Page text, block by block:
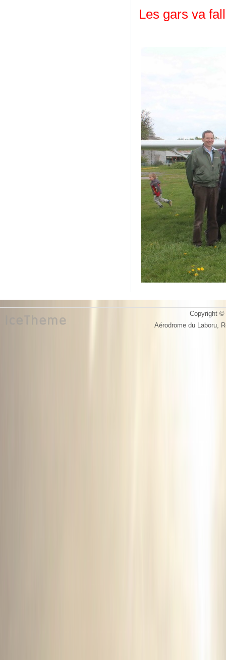
Les gars va
Copyright ©
Aérodrome du Laboru,